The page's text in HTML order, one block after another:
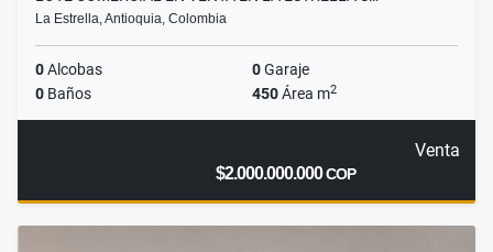
La Estrella, Antioquia, Colombia
0Alcobas 0Garaje
0 Baños 450Área m2
Venta
$2.000.000.000COP